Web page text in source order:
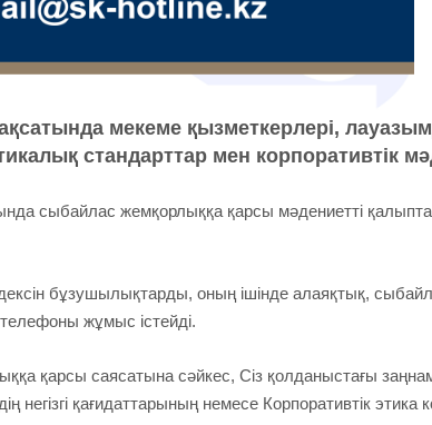
мекеме қызметкерлері,
стандарттар мен корпоративтік
сыбайлас жемқорлыққа қарсы мәдениетті
бұзушылықтарды, оның ішінде алаяқтық,
жұмыс істейді.
қарсы саясатына сәйкес, Сіз қолданыстағы
негізгі қағидаттарының немесе Корпоративтік